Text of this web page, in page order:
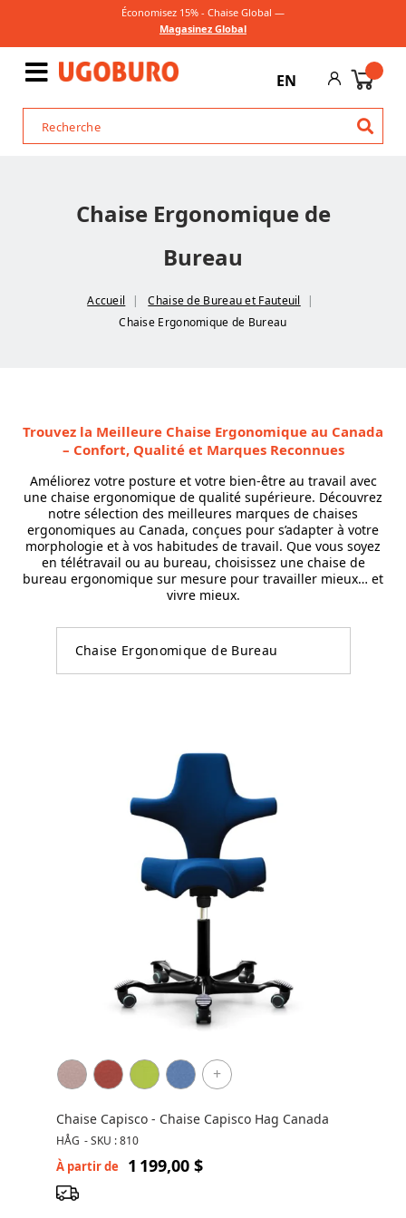
Économisez 15% - Chaise Global —
Magasinez Global
EN
Chaise Ergonomique de
Bureau
Accueil
Chaise de Bureau et Fauteuil
Chaise Ergonomique de Bureau
Trouvez la Meilleure Chaise Ergonomique au Canada
– Confort, Qualité et Marques Reconnues
Améliorez votre posture et votre bien-être au travail avec
une chaise ergonomique de qualité supérieure. Découvrez
notre sélection des meilleures marques de chaises
ergonomiques au Canada, conçues pour s’adapter à votre
morphologie et à vos habitudes de travail. Que vous soyez
en télétravail ou au bureau, choisissez une chaise de
bureau ergonomique sur mesure pour travailler mieux… et
vivre mieux.
Chaise Ergonomique de Bureau
+
Chaise Capisco - Chaise Capisco Hag Canada
HÅG -SKU : 810
À partir de 1 199,00 $